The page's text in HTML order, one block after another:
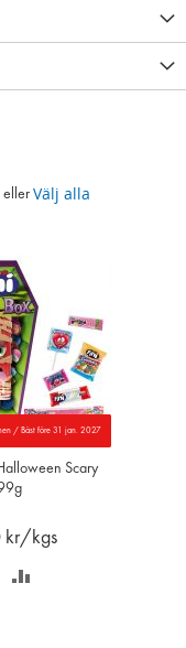
eller Välj alla
/ Bäst före 31 jan. 2027
Scary
kr/kgs